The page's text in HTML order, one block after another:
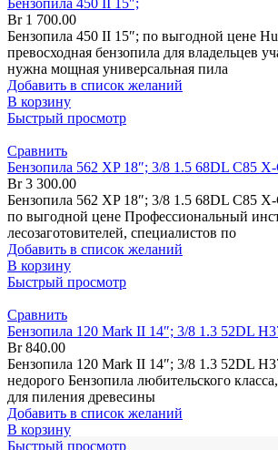
Бензопила 450 II 15″;
Br1 700.00
Бензопила 450 II 15″; по выгодной цене
превосходная бензопила для владельцев
нужна мощная универсальная пила
Добавить в список желаний
В корзину
Быстрый просмотр
Сравнить
Бензопила 562 XP 18″; 3/8 1.5 68DL C85
Br3 300.00
Бензопила 562 XP 18″; 3/8 1.5 68DL C85
по выгодной цене Профессиональный
лесозаготовителей, специалистов по
Добавить в список желаний
В корзину
Быстрый просмотр
Сравнить
Бензопила 120 Mark II 14″; 3/8 1.3 52DL
Br840.00
Бензопила 120 Mark II 14″; 3/8 1.3 52DL
недорого Бензопила любительского
для пиления древесины
Добавить в список желаний
В корзину
Быстрый просмотр